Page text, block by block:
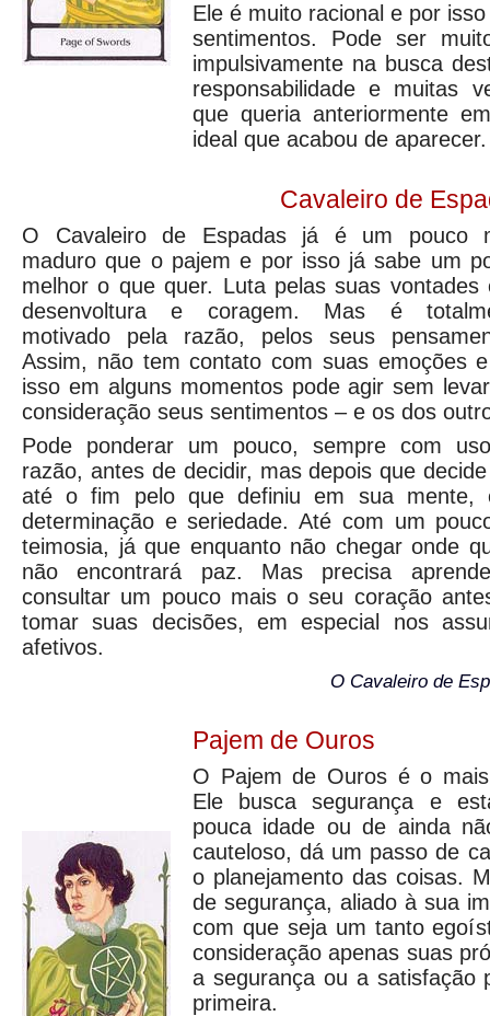
Ele é muito racional e por
sentimentos. Pode ser
impulsivamente na busca
responsabilidade e muitas
que queria anteriormente
ideal que acabou de aparecer.
Cavaleiro de
O Cavaleiro de Espadas já é um pouco
maduro que o pajem e por isso já sabe um
melhor o que quer. Luta pelas suas vontades
desenvoltura e coragem. Mas é
motivado pela razão, pelos seus
Assim, não tem contato com suas emoções
isso em alguns momentos pode agir sem
consideração seus sentimentos – e os dos
Pode ponderar um pouco, sempre com
razão, antes de decidir, mas depois que
até o fim pelo que definiu em sua mente,
determinação e seriedade. Até com um
teimosia, já que enquanto não chegar onde
não encontrará paz. Mas precisa
consultar um pouco mais o seu coração
tomar suas decisões, em especial nos
afetivos.
O Cavaleiro de
Pajem de Ouros
O Pajem de Ouros é o
Ele busca segurança e
pouca idade ou de ainda
cauteloso, dá um passo de
o planejamento das coisas.
de segurança, aliado à sua
com que seja um tanto
consideração apenas suas
a segurança ou a satisfação
primeira.